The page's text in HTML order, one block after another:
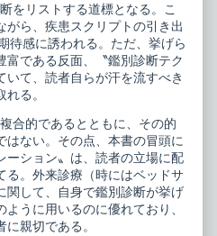
をリストする道標となる。こ
がら、疾患スクリプトの引き出
待感に誘われる。ただ、挙げら
富である反面、〝鑑別診断テク
いて、読者自らが汗を流すべき
る。
合的であるとともに、その的
はない。その点、本書の冒頭に
ーション〟は、読者の立場に配
る。外来診療（時にはベッドサ
関して、自身で鑑別診断が挙げ
うに用いるのに優れており、
親切である。